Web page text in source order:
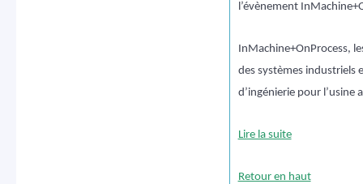
l’évènement
InMachine+OnProcess,
des systèmes industriels
d’ingénierie pour l’usine
Lire la suite
Retour en haut